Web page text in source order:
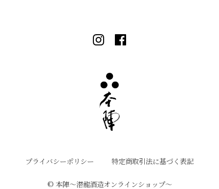
プライバシーポリシー 特定商取引法に基づく表記
©︎ 本陣〜潜龍酒造オンラインショップ〜